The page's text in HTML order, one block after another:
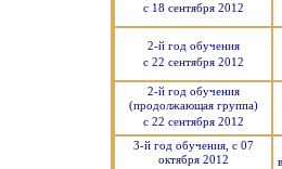
с 18 сентября 2012
2-й год обучения
с 22 сентября 2012
2-й год обучения
(продолжающая группа)
с 22 сентября 2012
3-й год обучения, с 07
октября 2012